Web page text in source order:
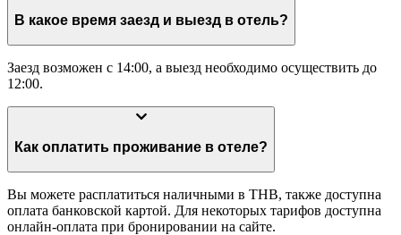
В какое время заезд и выезд в отель?
Заезд возможен с 14:00, а выезд необходимо осуществить до
12:00.
Как оплатить проживание в отеле?
Вы можете расплатиться наличными в THB, также доступна
оплата банковской картой. Для некоторых тарифов доступна
онлайн-оплата при бронировании на сайте.